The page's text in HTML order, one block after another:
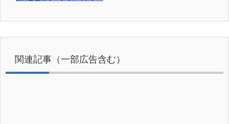
関連記事（一部広告含む）